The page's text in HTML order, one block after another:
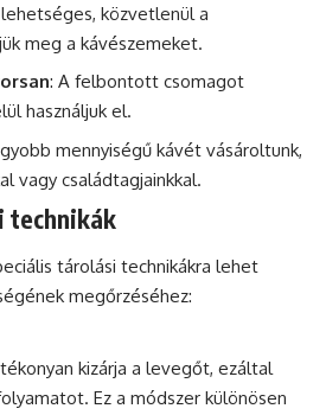
lehetséges, közvetlenül a
meg a kávészemeket.
: A felbontott csomagot
használjuk el.
mennyiségű kávét vásároltunk,
vagy családtagjainkkal.
technikák
tárolási technikákra lehet
megőrzéséhez:
kizárja a levegőt, ezáltal
Ez a módszer különösen